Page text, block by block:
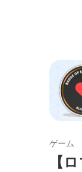
ゲーム
【